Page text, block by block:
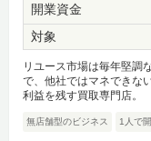
開業資金
対象
リユース市場は毎年堅調
で、他社ではマネできな
利益を残す買取専門店。
無店舗型のビジネス 1人で